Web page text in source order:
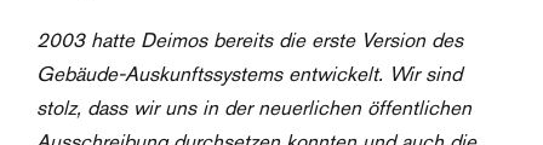
2003 hatte Deimos bereits die erste Version des
Gebäude-Auskunftssystems entwickelt. Wir sind
stolz, dass wir uns in der neuerlichen öffentlichen